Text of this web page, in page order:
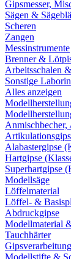
Gipsmesser,
Sägen &
Scheren
Zangen
Messinstrumente
Brenner &
Arbeitsschalen
Sonstige
Alles anzeigen
Anmischbecher,
Alabastergipse
Hartgipse
Superhartgipse
Modellsäge
Löffelmaterial
Löffel- &
Abdruckgipse
Modellmaterial
Tauchhärter
Gipsverarbeitung
Modellstifte &